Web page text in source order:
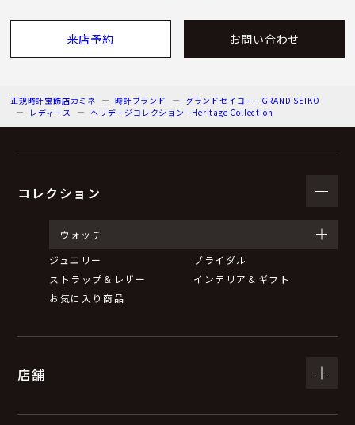
来店予約 お問い合わせ
正規時計宝飾店カミネ 時計ブランド
グランドセイコー - GRAND SEIKO
レディース
ヘリデージコレクション - Heritage Collection
コレクション
ウォッチ
ジュエリー
ブライダル
ストラップ＆レザー
インテリア＆ギフト
お気に入り商品
店舗